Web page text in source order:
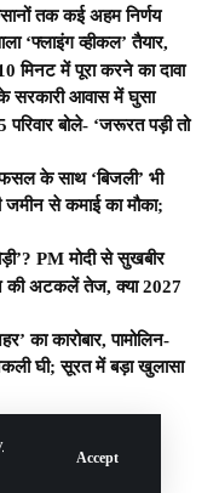
Accept
तक कई अहम निर्णय
‘फ्लाइंग व्हीकल’ तैयार,
में पूरा करने का दावा
सरकारी आवास में घुसा
परिवार बोले- ‘जरूरत पड़ी तो
के साथ ‘बिजली’ भी
जमीन से कमाई का मौका;
PM मोदी से सुखबीर
की अटकलें तेज, क्या 2027
का कारोबार, पामोलिन-
घी; सूरत में बड़ा खुलासा
By: